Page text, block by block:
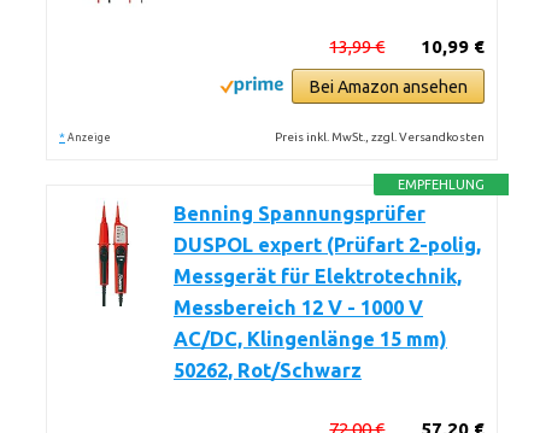
10,99 €
13,99 €
Bei Amazon ansehen
* Anzeige Preis inkl. MwSt., zzgl. Versandkosten
EMPFEHLUNG
Benning Spannungsprüfer
DUSPOL expert (Prüfart 2-polig,
Messgerät für Elektrotechnik,
Messbereich 12 V - 1000 V
AC/DC, Klingenlänge 15 mm)
50262, Rot/Schwarz
57,20 €
72,00 €